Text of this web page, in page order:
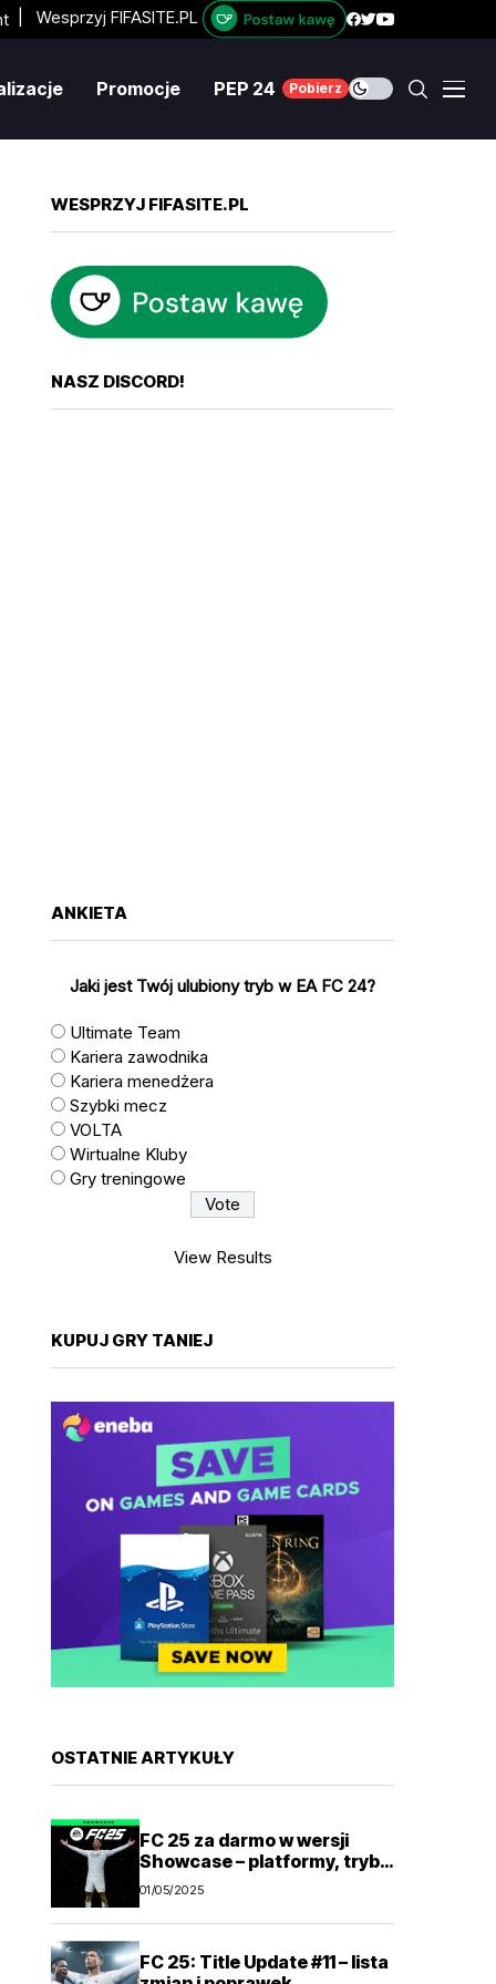
Wesprzyj FIFASITE.PL
Promocje PEP 24 Pobierz
WESPRZYJ FIFASITE.PL
NASZ DISCORD!
ANKIETA
Jaki jest Twój ulubiony tryb w EA FC 24?
Ultimate Team
Kariera zawodnika
Kariera menedżera
Szybki mecz
VOLTA
Wirtualne Kluby
Gry treningowe
View Results
KUPUJ GRY TANIEJ
OSTATNIE ARTYKUŁY
FC 25 za darmo w wersji
Showcase – platformy, tryby
gry
01/05/2025
FC 25: Title Update #11 – lista